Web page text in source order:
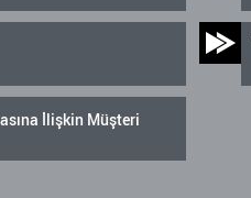
İlişkin Müşteri